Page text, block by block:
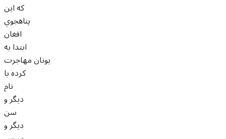
که اين
پناهجوي
افغان
ابتدا به
يونان مهاجرت
کرده با
نام
ديگر و
سن
ديگر و